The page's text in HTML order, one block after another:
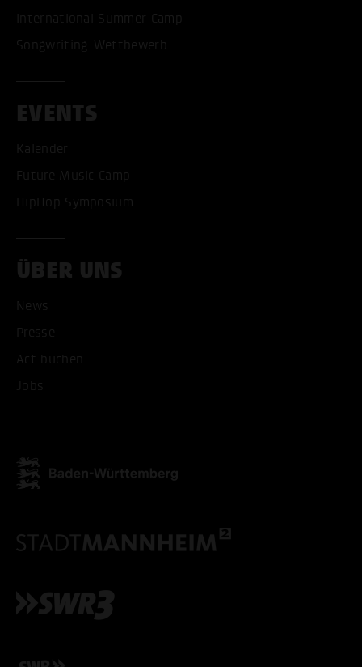
International Summer Camp
Songwriting-Wettbewerb
EVENTS
Kalender
Future Music Camp
HipHop Symposium
ÜBER UNS
News
Presse
Act buchen
Jobs